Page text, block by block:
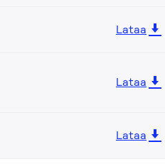
Lataa
Lataa
Lataa